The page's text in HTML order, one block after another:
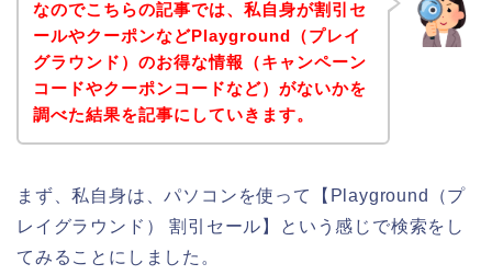
なのでこちらの記事では、私自身が割引セ
ールやクーポンなどPlayground（プレイ
グラウンド）のお得な情報（キャンペーン
コードやクーポンコードなど）がないかを
調べた結果を記事にしていきます。
まず、私自身は、パソコンを使って【Playground（プ
レイグラウンド） 割引セール】という感じで検索をし
てみることにしました。